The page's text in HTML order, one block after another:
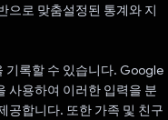
으로 맞춤설정된 통계와 지
기록할 수 있습니다. Google
사용하여 이러한 입력을 분
공합니다. 또한 가족 및 친구